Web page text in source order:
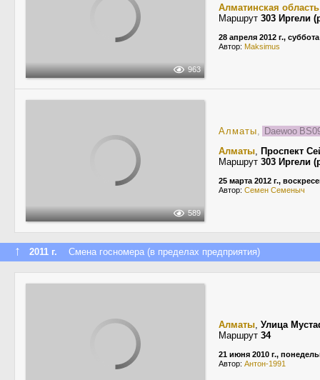
963
Алматинская область
Маршрут 303 Иргели
28 апреля 2012 г., суббота
Автор: Maksimus
589
Алматы, Daewoo
Алматы, Проспект
Маршрут 303 Иргели
25 марта 2012 г.,
Автор: Семен Семеныч
↑ 2011 г. Смена госномера (в пределах предприятия)
Алматы, Улица
Маршрут 34
21 июня 2010 г.,
Автор: Антон-1991